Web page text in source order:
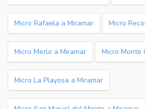
Micro Rafaela a Miramar Micro
Micro Merlo a Miramar Micro Monte
Micro La Playosa a Miramar